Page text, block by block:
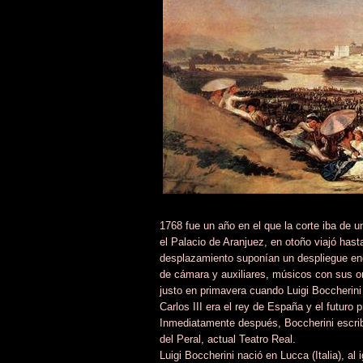
1768 fue un año en el que la corte iba de
el Palacio de Aranjuez, en otoño viajó
desplazamiento suponían un despliegue
de cámara y auxiliares, músicos con sus
justo en primavera cuando Luigi
Carlos III era el rey de España y el futuro
Inmediatamente después, Boccherini
del Peral, actual Teatro Real.
Luigi Boccherini nació en Lucca (Italia),